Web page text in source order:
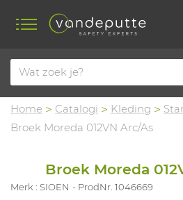
Home Catalogi Kleding
Broek Moreda 012VN Arc/As
Broek Moreda
Merk : SIOEN ProdNr. 1046669